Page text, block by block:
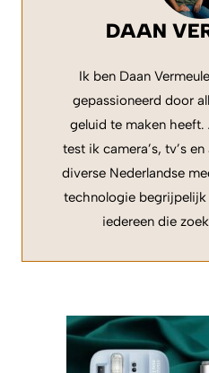
DAAN
Ik ben Daan
gepassioneerd door
geluid te maken heeft.
test ik camera’s, tv’s
diverse Nederlandse
technologie
iedereen die